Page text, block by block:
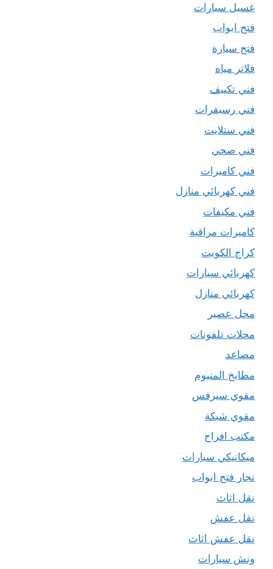
غسيل سيارات
فتح ابواب
فتح سيارة
فلاتر مياه
فني تكييف
فني رسيفرات
فني ستلايت
فني صحي
فني كاميرات
فني كهربائي منازل
فني مكيفات
كاميرات مراقبة
كراج الكويت
كهربائي سيارات
كهربائي منازل
محل عصير
محلات تلفونات
مصاعد
مطابخ المنيوم
مقوي سيرفس
مقوي شبكة
مكتب افراح
ميكانيكي سيارات
نجار فتح ابواب
نقل اثاث
نقل عفش
نقل عفش اثاث
ونش سيارات